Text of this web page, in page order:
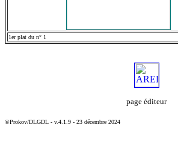
1er plat du n° 1
page éditeur
©Prokov/DLGDL - v.4.1.9 - 23 décembre 2024